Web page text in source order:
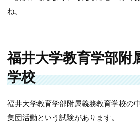
ね。
福井大学教育学部附
学校
福井大学教育学部附属義務教育学校の
集団活動という試験があります。